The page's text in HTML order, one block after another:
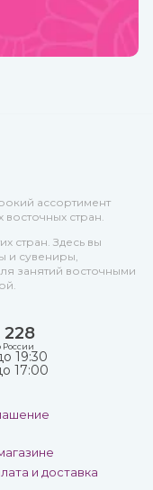
ассортимент
восточных стран.
стран. Здесь вы
и сувениры,
занятий восточными
и доставка
228
России
19:30
17:00